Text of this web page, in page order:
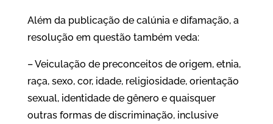
Além da publicação de calúnia e difamação, a
resolução em questão também veda:
– Veiculação de preconceitos de origem, etnia,
raça, sexo, cor, idade, religiosidade, orientação
sexual, identidade de gênero e quaisquer
outras formas de discriminação, inclusive